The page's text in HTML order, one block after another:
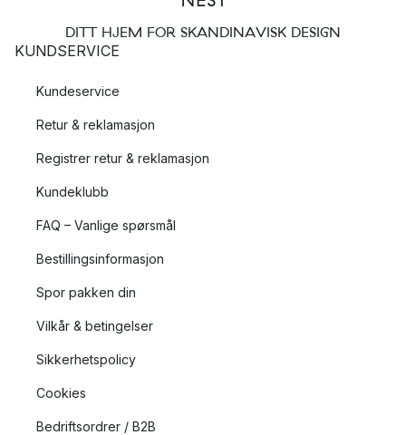
DITT HJEM FOR SKANDINAVISK DESIGN
KUNDSERVICE
Kundeservice
Retur & reklamasjon
Registrer retur & reklamasjon
Kundeklubb
FAQ – Vanlige spørsmål
Bestillingsinformasjon
Spor pakken din
Vilkår & betingelser
Sikkerhetspolicy
Cookies
Bedriftsordrer / B2B